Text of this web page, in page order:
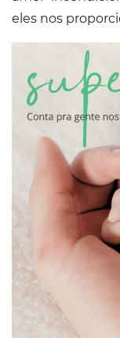
eles nos